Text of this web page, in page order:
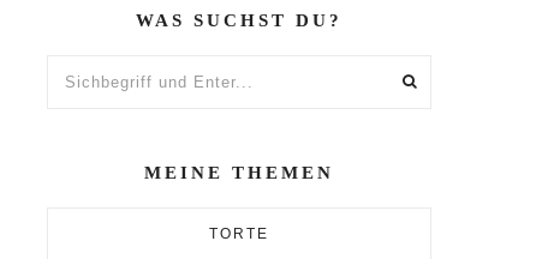
WAS SUCHST DU?
MEINE THEMEN
TORTE